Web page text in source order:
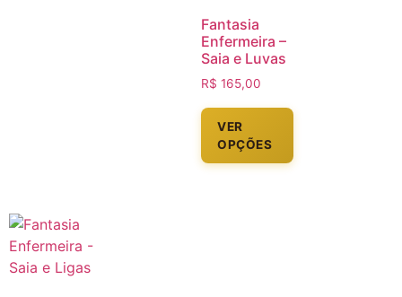
Fantasia
Enfermeira –
Saia e Luvas
R$ 165,00
VER
OPÇÕES